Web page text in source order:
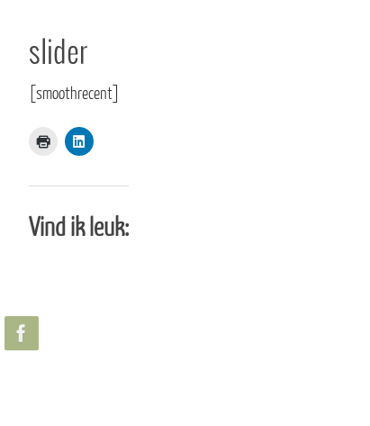
slider
[smoothrecent]
Vind ik leuk: